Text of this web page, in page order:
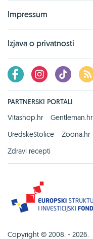
Impressum
Izjava o privatnosti
PARTNERSKI PORTALI
Vitashop.hr
Gentleman.hr
UredskeStolice
Zoona.hr
Zdravi recepti
Copyright © 2008. - 2026.